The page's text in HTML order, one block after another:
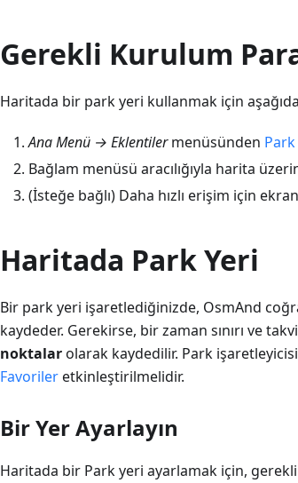
Gerekli Kurulum
Haritada bir park yeri kullanmak için
Ana Menü → Eklentilermenüsünden
Bağlam menüsü aracılığıyla harita
(İsteğe bağlı) Daha hızlı erişim için
Haritada Park Yeri
Bir park yeri işaretlediğinizde, OsmAnd
kaydeder. Gerekirse, bir zaman sınırı ve
noktalarolarak kaydedilir. Park
Favorileretkinleştirilmelidir.
Bir Yer Ayarlayın
Haritada bir Park yeri ayarlamak için,